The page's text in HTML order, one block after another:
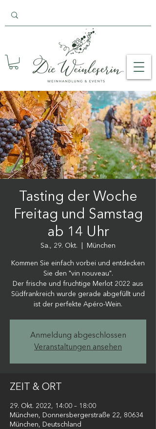
Tasting der Woche
Freitag und Samstag
ab 14 Uhr
Sa., 29. Okt. München
Kommen Sie einfach vorbei und entdecken
Sie den "vin nouveau".
Der frische und fruchtige Merlot 2022 aus
Südfrankreich wurde gerade abgefüllt und
ist der perfekte Apéro-Wein.
Anmeldung abgeschlossen
Veranstaltungen ansehen
ZEIT & ORT
29. Okt. 2022, 14:00 – 18:00
München, Donnersbergerstraße 22, 80634
München, Deutschland